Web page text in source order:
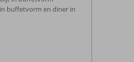
buffetvorm en diner in